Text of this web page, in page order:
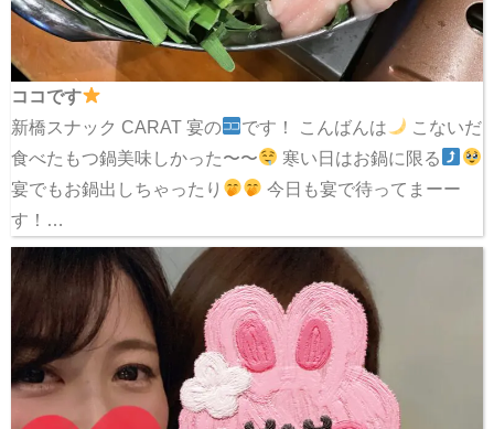
ココです
新橋スナック CARAT 宴の
です！ こんばんは
こないだ
食べたもつ鍋美味しかった〜〜
寒い日はお鍋に限る
宴でもお鍋出しちゃったり
今日も宴で待ってまーー
す！…